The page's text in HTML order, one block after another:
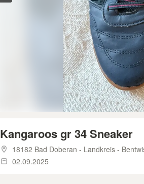
Kangaroos gr 34 Sneaker
18182 Bad Doberan - Landkreis -
02.09.2025